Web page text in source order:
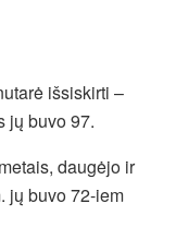
išsiskirti –
jų buvo 97.
daugėjo ir
jų buvo 72-iem